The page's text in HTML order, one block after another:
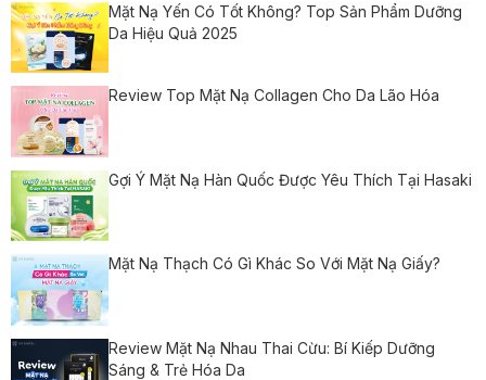
Mặt Nạ Yến Có Tốt Không? Top Sản Phẩm Dưỡng
Da Hiệu Quả 2025
Review Top Mặt Nạ Collagen Cho Da Lão Hóa
Gợi Ý Mặt Nạ Hàn Quốc Được Yêu Thích Tại Hasaki
Mặt Nạ Thạch Có Gì Khác So Với Mặt Nạ Giấy?
Review Mặt Nạ Nhau Thai Cừu: Bí Kiếp Dưỡng
Sáng & Trẻ Hóa Da